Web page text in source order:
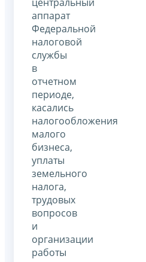
аппарат
Федеральной
налоговой
службы
в
отчетном
периоде,
касались
налогообложения
малого
бизнеса,
уплаты
земельного
налога,
трудовых
вопросов
и
организации
работы